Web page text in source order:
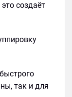
создаёт
так и для